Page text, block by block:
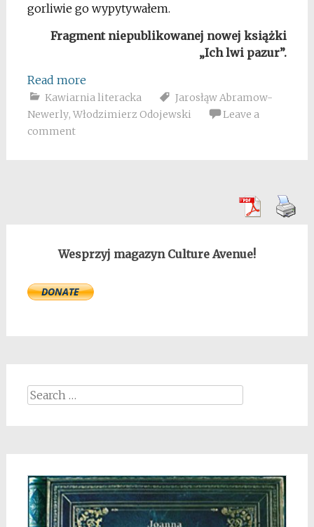
gorliwie go wypytywałem.
Fragment niepublikowanej nowej książki
„Ich lwi pazur”.
Read more
Kawiarnia literacka
Jarosłąw Abramow-
Newerly, Włodzimierz Odojewski
Leave a
comment
Wesprzyj magazyn Culture Avenue!
Search